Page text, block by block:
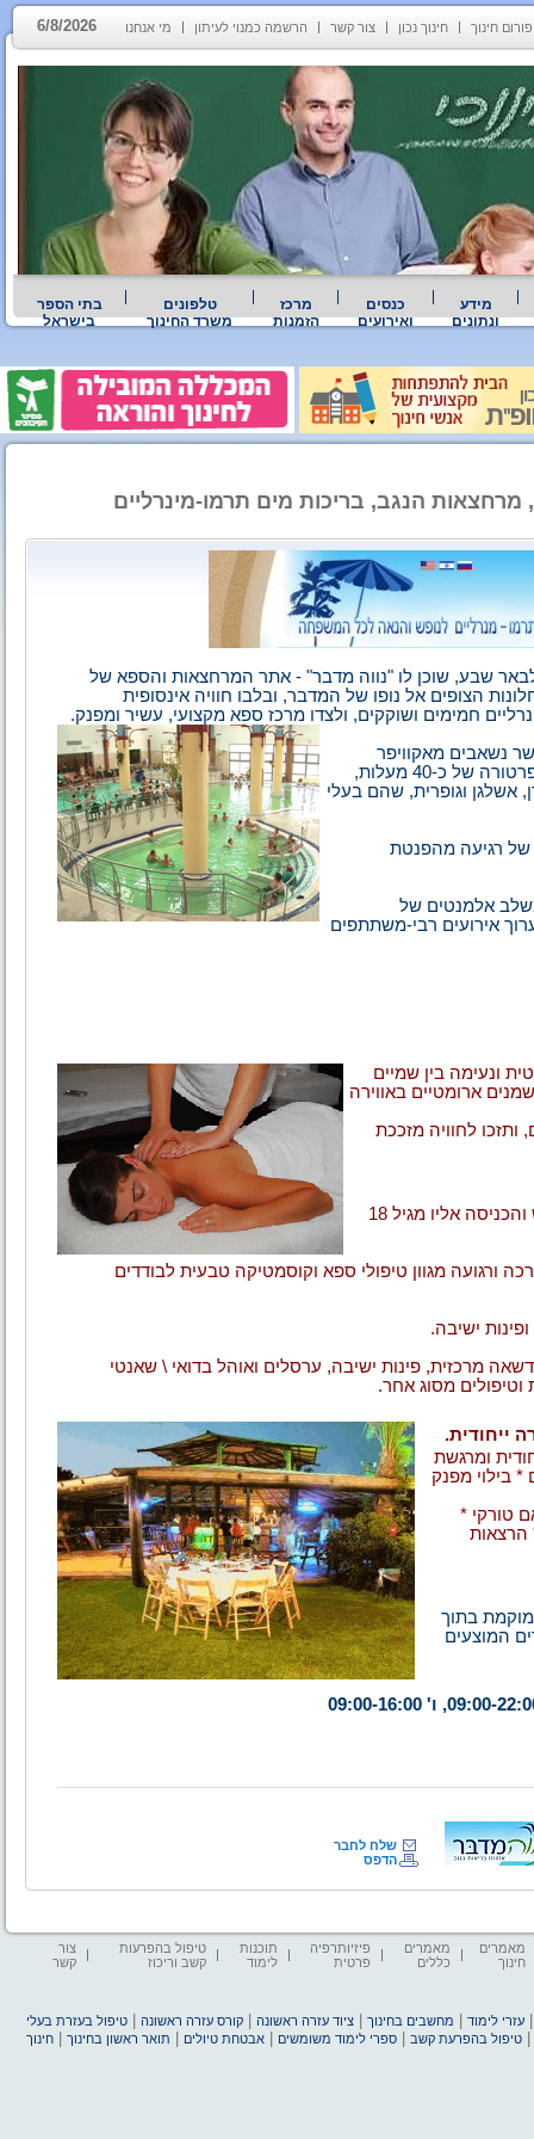
פורום חינוך חינוך נכון צור קשר הרשמה כמנוי לעיתון מי אנחנו 6/8/2026
מידע
ונתונים
כנסים
ואירועים
מרכז
הזמנות
טלפונים
משרד החינוך
בתי הספר
בישראל
הנגב, בריכות מים תרמו-מינרליים
נסיעה של 20 דקות דרומית לבאר שבע, שוכן לו "נווה מדבר" - אתר המרחצאות והספא של
הצופים אל נופו של המדבר, ובלבו חוויה אינסופית
חמימים ושוקקים, ולצדו מרכז ספא מקצועי, עשיר ומפנק.
נשאבים מאקוויפר
תת-קרקעי בן אלפי שנים. המים מגיעים אל האתר בטמפרטורה של כ-40 מעלות,
אשלגן וגופרית, שהם בעלי
של רגיעה מהפנטת
אלמנטים של
אירועים רבי-משתתפים
ונעימה בין שמיים
ארומטיים באווירה
לחוויה מזככת
המקום מיועד לבודדים, זוגות ולקבוצות של עד כ-80 איש והכניסה אליו מגיל 18
ורגועה מגוון טיפולי ספא וקוסמטיקה טבעית לבודדים
ישיבה.
מרכזית, פינות ישיבה, ערסלים ואוהל בדואי \ שאנטי
ייחודית.
ומרגשת
* בילוי מפנק
טורקי *
הרצאות
בתוך
המוצעים
שלח לחבר
הדפס
מאמרים
חינוך
מאמרים
כללים
פיזיותרפיה
פרטית
תוכנות
לימוד
טיפול בהפרעות
קשב וריכוז
צור
קשר
עזרי לימוד מחשבים בחינוך |ציוד עזרה ראשונה |קורס עזרה ראשונה |טיפול בעזרת בעלי
|טיפול בהפרעת קשב |ספרי לימוד משומשים |אבטחת טיולים תואר ראשון בחינוך |חינוך